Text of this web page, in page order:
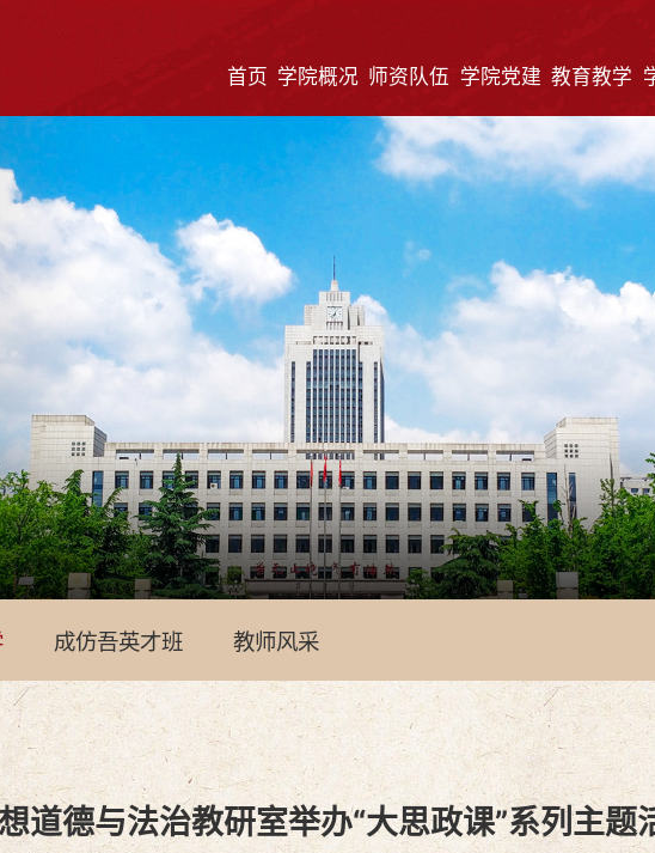
首页 学院概况 师资队伍 学院党建 教育教学
成仿吾英才班 教师风采
道德与法治教研室举办“大思政课”系列主题